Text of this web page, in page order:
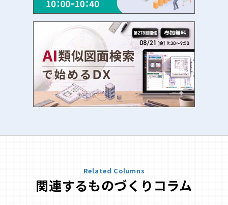
関連するものづくりコラム
Related Columns